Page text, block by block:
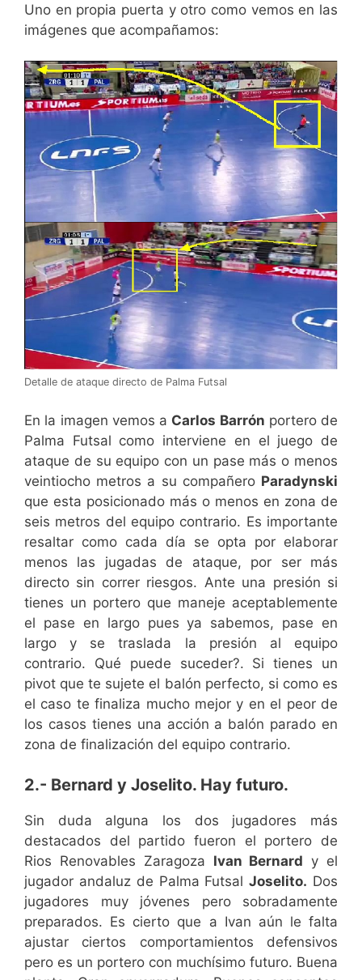
Uno en propia puerta y otro como vemos en las
imágenes que acompañamos:
Detalle de ataque directo de Palma Futsal
En la imagen vemos a Carlos Barrón portero de
Palma Futsal como interviene en el juego de
ataque de su equipo con un pase más o menos
veintiocho metros a su compañero Paradynski
que esta posicionado más o menos en zona de
seis metros del equipo contrario. Es importante
resaltar como cada día se opta por elaborar
menos las jugadas de ataque, por ser más
directo sin correr riesgos. Ante una presión si
tienes un portero que maneje aceptablemente
el pase en largo pues ya sabemos, pase en
largo y se traslada la presión al equipo
contrario. Qué puede suceder?. Si tienes un
pivot que te sujete el balón perfecto, si como es
el caso te finaliza mucho mejor y en el peor de
los casos tienes una acción a balón parado en
zona de finalización del equipo contrario.
2.- Bernard y Joselito. Hay futuro.
Sin duda alguna los dos jugadores más
destacados del partido fueron el portero de
Rios Renovables Zaragoza Ivan Bernard y el
jugador andaluz de Palma FutsalJoselito. Dos
jugadores muy jóvenes pero sobradamente
preparados. Es cierto que a Ivan aún le falta
ajustar ciertos comportamientos defensivos
pero es un portero con muchísimo futuro. Buena